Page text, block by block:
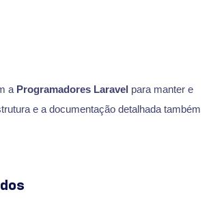
a Programadores Laravel para manter e
e a documentação detalhada também